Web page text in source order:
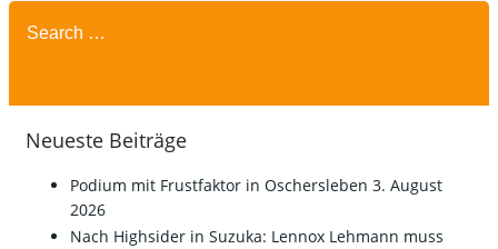
Search
for:
Neueste Beiträge
Podium mit Frustfaktor in Oschersleben 3. August
2026
Nach Highsider in Suzuka: Lennox Lehmann muss